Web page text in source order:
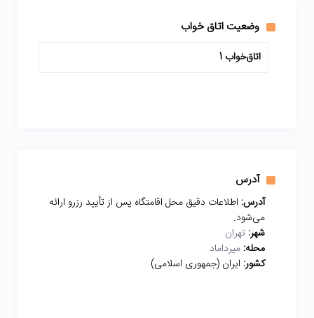
وضعیت اتاق خواب
اتاق‌خواب 1
آدرس
آدرس: اطلاعات دقیق محل اقامتگاه پس از تأیید رزرو ارائه
می‌شود.
شهر: تهران
محله: میرداماد
کشور: ایران (جمهوری اسلامی)